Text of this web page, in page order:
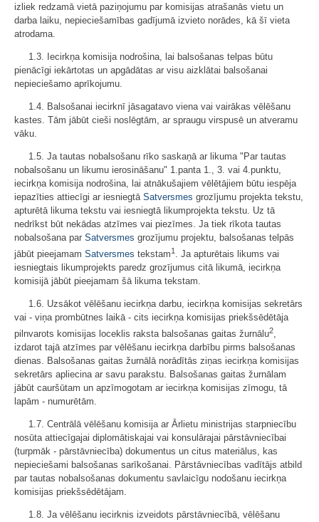
izliek redzamā vietā paziņojumu par komisijas atrašanās vietu un
darba laiku, nepieciešamības gadījumā izvieto norādes, kā šī vieta
atrodama.
1.3. Iecirkņa komisija nodrošina, lai balsošanas telpas būtu
pienācīgi iekārtotas un apgādātas ar visu aizklātai balsošanai
nepieciešamo aprīkojumu.
1.4. Balsošanai iecirknī jāsagatavo viena vai vairākas vēlēšanu
kastes. Tām jābūt cieši noslēgtām, ar spraugu virspusē un atveramu
vāku.
1.5. Ja tautas nobalsošanu rīko saskaņā ar likuma "Par tautas
nobalsošanu un likumu ierosināšanu" 1.panta 1., 3. vai 4.punktu,
iecirkņa komisija nodrošina, lai atnākušajiem vēlētājiem būtu iespēja
iepazīties attiecīgi ar iesniegtā Satversmes grozījumu projekta tekstu,
apturētā likuma tekstu vai iesniegtā likumprojekta tekstu. Uz tā
nedrīkst būt nekādas atzīmes vai piezīmes. Ja tiek rīkota tautas
nobalsošana par Satversmes grozījumu projektu, balsošanas telpās
jābūt pieejamam Satversmes tekstam1 . Ja apturētais likums vai
iesniegtais likumprojekts paredz grozījumus citā likumā, iecirkņa
komisijā jābūt pieejamam šā likuma tekstam.
1.6. Uzsākot vēlēšanu iecirkņa darbu, iecirkņa komisijas sekretārs
vai - viņa prombūtnes laikā - cits iecirkņa komisijas priekšsēdētāja
pilnvarots komisijas loceklis raksta balsošanas gaitas žurnālu2,
izdarot tajā atzīmes par vēlēšanu iecirkņa darbību pirms balsošanas
dienas. Balsošanas gaitas žurnālā norādītās ziņas iecirkņa komisijas
sekretārs apliecina ar savu parakstu. Balsošanas gaitas žurnālam
jābūt cauršūtam un apzīmogotam ar iecirkņa komisijas zīmogu, tā
lapām - numurētām.
1.7. Centrālā vēlēšanu komisija ar Ārlietu ministrijas starpniecību
nosūta attiecīgajai diplomātiskajai vai konsulārajai pārstāvniecībai
(turpmāk - pārstāvniecība) dokumentus un citus materiālus, kas
nepieciešami balsošanas sarīkošanai. Pārstāvniecības vadītājs atbild
par tautas nobalsošanas dokumentu savlaicīgu nodošanu iecirkņa
komisijas priekšsēdētājam.
1.8. Ja vēlēšanu iecirknis izveidots pārstāvniecībā, vēlēšanu